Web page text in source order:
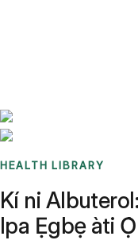
HEALTH LIBRARY
Kí ni
Ipa Ẹgbẹ àti